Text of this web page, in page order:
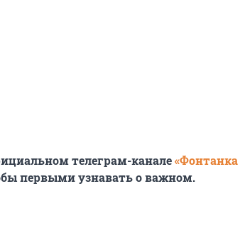
телеграм-канале«Фонтанка
первыми узнавать о важном.